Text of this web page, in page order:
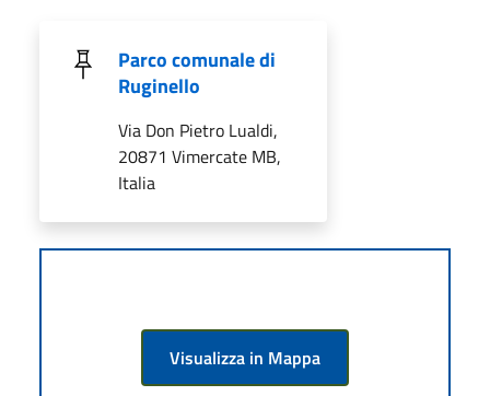
Parco comunale di
Ruginello
Via Don Pietro Lualdi,
20871 Vimercate MB,
Italia
Visualizza in Mappa